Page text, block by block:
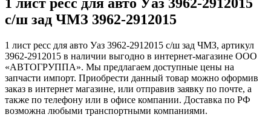
1 лист ресс для авто Уаз 3962-2912015
с/ш зад ЧМЗ 3962-2912015
1 лист ресс для авто Уаз 3962-2912015 с/ш зад ЧМЗ, артикул
3962-2912015 в наличии выгодно в интернет-магазине ООО
«АВТОГРУППА». Мы предлагаем доступные цены на
запчасти импорт. Приобрести данный товар можно оформив
заказ в интернет магазине, или отправив заявку по почте, а
также по телефону или в офисе компании. Доставка по РФ
возможна любыми транспортными компаниями.